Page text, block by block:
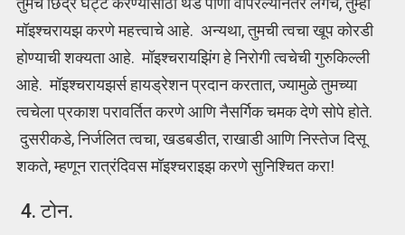
मॉइश्चरायझ करणे महत्त्वाचे आहे. अन्यथा, तुमची त्वचा खूप कोरडी
होण्याची शक्यता आहे. मॉइश्चरायझिंग हे निरोगी त्वचेची गुरुकिल्ली
आहे. मॉइश्चरायझर्स हायड्रेशन प्रदान करतात, ज्यामुळे तुमच्या
त्वचेला प्रकाश परावर्तित करणे आणि नैसर्गिक चमक देणे सोपे होते.
दुसरीकडे, निर्जलित त्वचा, खडबडीत, राखाडी आणि निस्तेज दिसू
शकते, म्हणून रात्रंदिवस मॉइश्चराइझ करणे सुनिश्चित करा!
4. टोन.